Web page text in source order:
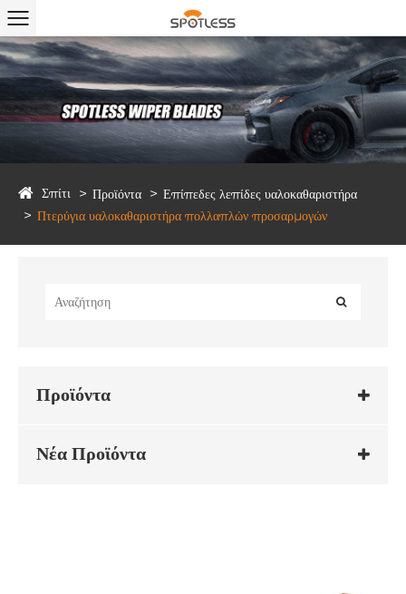
Σπίτι Προϊόντα
Επίπεδες λεπίδες υαλοκαθαριστήρα
Πτερύγια υαλοκαθαριστήρα πολλαπλών προσαρμογών
Προϊόντα
Νέα Προϊόντα